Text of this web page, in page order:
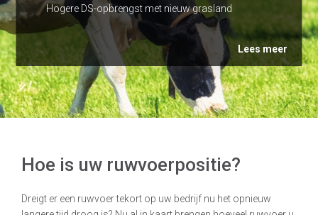
Hogere DS-opbrengst met nieuw grasland
Lees meer
Hoe is uw ruwvoerpositie?
Dreigt er een ruwvoer tekort op uw bedrijf nu het opnieuw